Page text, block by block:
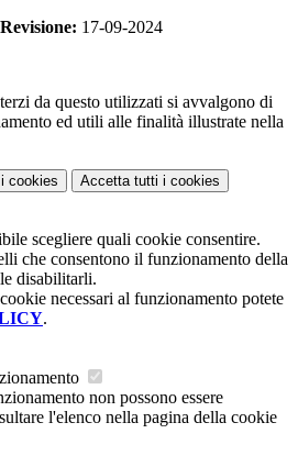
Revisione: 17-09-2024
da questo utilizzati si avvalgono di
ed utili alle finalità illustrate nella
i cookies Accetta tutti i cookies
scegliere quali cookie consentire.
che consentono il funzionamento della
disabilitarli.
necessari al funzionamento potete
.
non possono essere
l'elenco nella pagina della cookie